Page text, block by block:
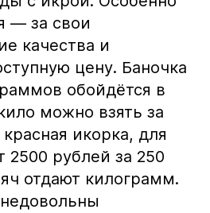
— за свои
качества и
цену. Баночка
обойдётся в
можно взять за
икорка, для
2500 рублей за 250
отдают килограмм.